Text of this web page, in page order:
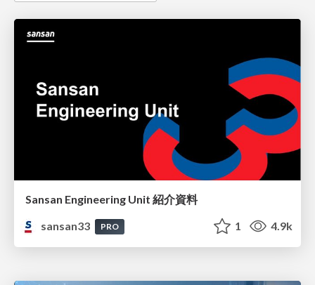
Sansan Engineering Unit 紹介資料
sansan33
PRO 1 4.9k